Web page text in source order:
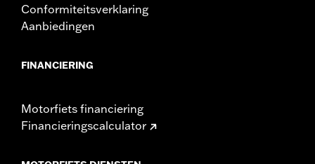
Conformiteitsverklaring
Aanbiedingen
FINANCIERING
Motorfiets financiering
Financieringscalculator